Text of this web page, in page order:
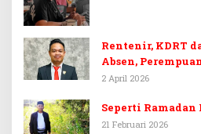
Rentenir, KDRT
Absen,
2 April 2026
Seperti Ramadan
21 Februari 2026